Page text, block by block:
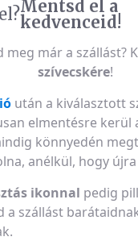
Mentsd el a
kedvenceid!
meg már a szállást?
szívecskére!
után a kiválasztott
elmentésre kerül
könnyedén
anélkül, hogy
ikonnal pedig
a szállást